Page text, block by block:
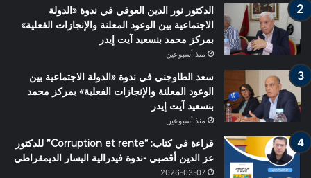
الدكتور نور الدين العوفي في ندوة «الدولة
الاجتماعية بين الوعود المعلنة والإنجازات الفعلية»
بمركز محمد بنسعيد آيت إيدر
منذ أسبوعين
سعد الطاوجني في ندوة «الدولة الاجتماعية بين
الوعود المعلنة والإنجازات الفعلية» بمركز محمد
بنسعيد آيت إيدر
منذ أسبوعين
قراءة في كتاب: “Corruption et rente” للدكتور
عز الدين أقصبي -ندوة فيدرالية اليسار الديمقراطي
2026-03-07